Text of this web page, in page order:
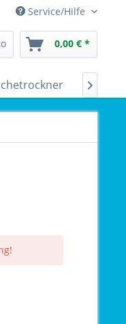
Service/Hilfe
0,00 € *
